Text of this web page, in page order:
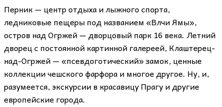
Перник — центр отдыха и лыжного спорта,
ледниковые пещеры под названием «Влчи Ямы»,
остров над Огржей — дворцовый парк 16 века. Летний
дворец с постоянной картинной галереей, Клаштерец-
над-Огржей — «псевдоготический» замок, ценные
коллекции чешского фарфора и многое другое. Ну, и,
разумеется, экскурсии в красавицу Прагу и другие
европейские города.